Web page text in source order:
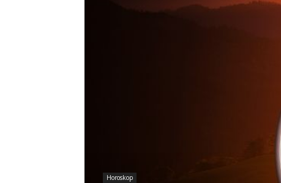
Horoskop